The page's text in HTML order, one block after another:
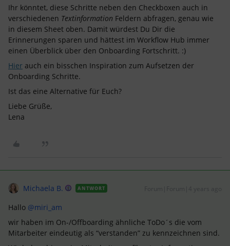
Ihr könntet, diese Schritte neben den Checkboxen auch in
verschiedenen Textinformation Feldern abfragen, genau wie
in diesem Sheet oben. Damit würdest Du Dir die
Erinnerungen sparen und hättest im Workflow Hub immer
einen Überblick über den Onboarding Fortschritt. :)
Hier auch ein bisschen Inspiration zum Aufsetzen der
Onboarding Schritte.
Ist das eine Alternative für Euch?
Liebe Grüße,
Lena
Michaela B. ANTWORT
Hallo @miri_am
wir haben im On-/Offboarding ähnliche ToDo´s die vom
Mitarbeiter eindeutig als “verstanden” zu kennzeichnen sind.